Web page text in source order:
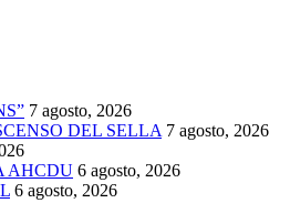
7 agosto, 2026
DEL SELLA 7 agosto, 2026
AHCDU 6 agosto, 2026
6 agosto, 2026